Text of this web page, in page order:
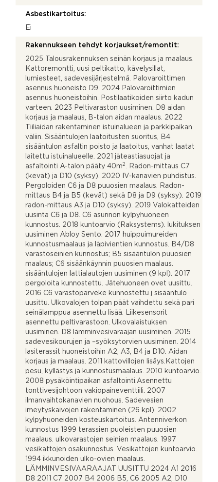
Asbestikartoitus:
Ei
Rakennukseen tehdyt korjaukset/remontit:
2025 Talousrakennuksen seinän korjaus ja maalaus.
Kattoremontti, uusi peltikatto, kävelysillat,
lumiesteet, sadevesijärjestelmä. Palovaroittimen
asennus huoneisto D9. 2024 Palovaroittimien
asennus huoneistoihin. Postilaatikoiden siirto kadun
varteen. 2023 Peltivaraston uusiminen. D8 aidan
korjaus ja maalaus, B-talon aidan maalaus. 2022
Tiiliaidan rakentaminen istuinalueen ja parkkipaikan
väliin. Sisääntulojen laatoitusten suoritus, B4
sisääntulon asfaltin poisto ja laatoitus, vanhat laatat
laitettu istuinalueelle. 2021 jäteastiasuojat ja
asfaltointi A-talon pääty 40m2
. Radon-mittaus C7
(kevät) ja D10 (syksy). 2020 IV-kanavien puhdistus.
Pergoloiden C6 ja D8 puuosien maalaus. Radon-
mittaus B4 ja B5 (kevät) sekä D8 ja D9 (syksy). 2019
radon-mittaus A3 ja D10 (syksy). 2019 Valokatteiden
uusinta C6 ja D8. C6 asunnon kylpyhuoneen
kunnostus. 2018 kuntoarvio (Raksystems). lukituksen
uusiminen Abloy Sento. 2017 huippuimureiden
kunnostusmaalaus ja läpivientien kunnostus. B4/D8
varastoseinien kunnostus; B5 sisääntulon puuosien
maalaus; C6 sisäänkäynnin puuosien maalaus.
sisääntulojen lattialautojen uusiminen (9 kpl). 2017
pergoloita kunnostettu. Jätehuoneen ovet uusittu.
2016 C6 varastoparveke kunnostettu j sisääntulo
uusittu. Ulkovalojen tolpan päät vaihdettu sekä pari
seinälamppua asennettu lisää. Liikesensorit
asennettu peltivarastoon. Ulkovalaistuksen
uusiminen. D8 lämminvesivaraajan uusiminen. 2015
sadevesikourujen ja –syöksytorvien uusiminen. 2014
lasiterassit huoneistoihin A2, A3, B4 ja D10. Aidan
korjaus ja maalaus. 2011 kattovillojen lisäys.Kattojen
pesu, kyllästys ja kunnostusmaalaus. 2010 kuntoarvio.
2008 pysäköintipaikan asfaltointi.Asennettu
tonttivesijohtoon vakiopaineventtiili. 2007
ilmanvaihtokanavien nuohous. Sadevesien
imeytyskaivojen rakentaminen (26 kpl). 2002
kylpyhuoneiden kosteuskartoitus. Antenniverkon
kunnostus 1999 terassien puoleisten puuosien
maalaus. ulkovarastojen seinien maalaus. 1997
vesikattojen osakunnostus. Vesikattojen kuntoarvio.
1994 ikkunoiden ulko-ovien maalaus.
LÄMMINVESIVAARAAJAT UUSITTU 2024 A1 2016
D8 2011 C7 2007 B4 2006 B5, C6 2005 A2, D10